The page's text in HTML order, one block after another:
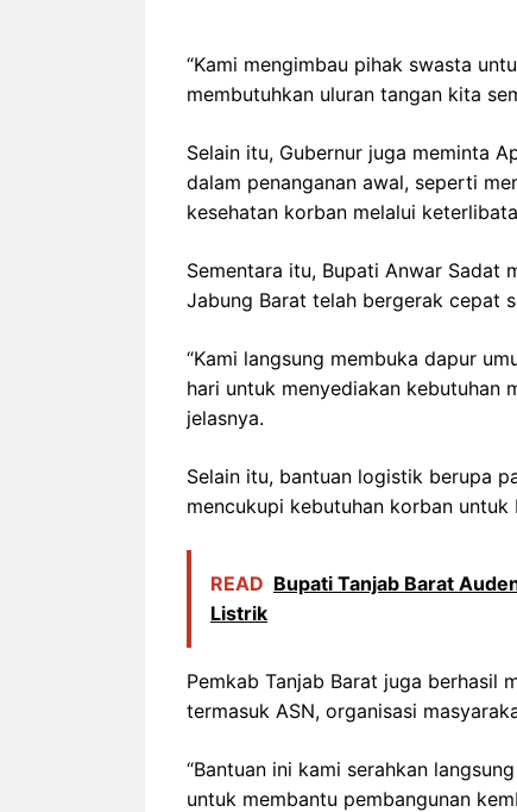
“Kami mengimbau pihak swasta
membutuhkan uluran tangan kita
Selain itu, Gubernur juga meminta
dalam penanganan awal, seperti
kesehatan korban melalui
Sementara itu, Bupati Anwar Sadat
Jabung Barat telah bergerak cepat
“Kami langsung membuka dapur
hari untuk menyediakan kebutuhan
jelasnya.
Selain itu, bantuan logistik berupa
mencukupi kebutuhan korban
READ Bupati Tanjab Barat
Listrik
Pemkab Tanjab Barat juga berhasil
termasuk ASN, organisasi
“Bantuan ini kami serahkan
untuk membantu pembangunan